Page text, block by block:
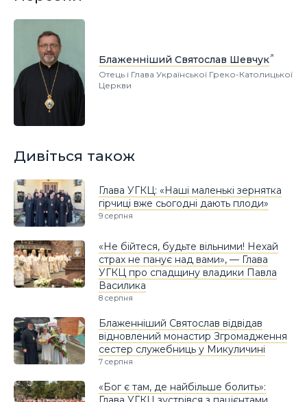
Блаженніший Святослав Шевчук
Отець і Глава Української Греко-Католицької
Церкви
Дивіться також
Глава УГКЦ: «Наші маленькі зернятка
гірчиці вже сьогодні дають плоди»
9 серпня
«Не бійтеся, будьте вільними! Нехай
страх не панує над вами», — Глава
УГКЦ про спадщину владики Павла
Василика
8 серпня
Блаженніший Святослав відвідав
відновлений монастир Згромадження
сестер служебниць у Микуличині
7 серпня
«Бог є там, де найбільше болить»: